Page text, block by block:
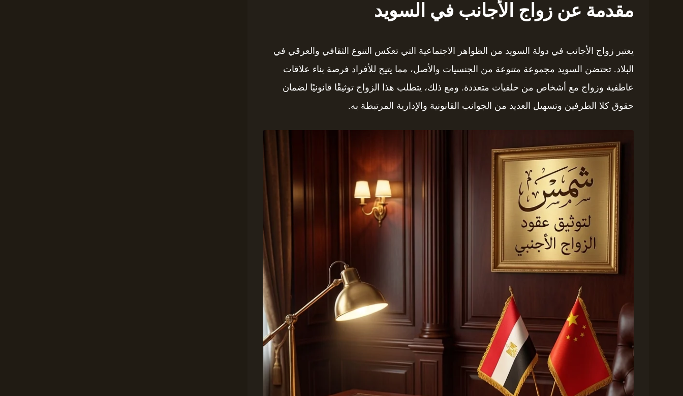
مقدمة عن زواج الأجانب في السويد
يعتبر زواج الأجانب في دولة السويد من الظواهر الاجتماعية التي تعكس التنوع الثقافي والعرقي في
البلاد. تحتضن السويد مجموعة متنوعة من الجنسيات والأصل، مما يتيح للأفراد فرصة بناء علاقات
عاطفية وزواج مع أشخاص من خلفيات متعددة. ومع ذلك، يتطلب هذا الزواج توثيقًا قانونيًا لضمان
حقوق كلا الطرفين وتسهيل العديد من الجوانب القانونية والإدارية المرتبطة به.